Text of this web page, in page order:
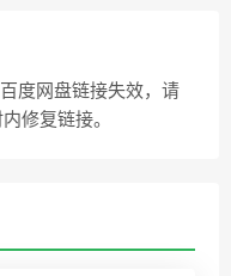
度网盘链接失效，请
修复链接。